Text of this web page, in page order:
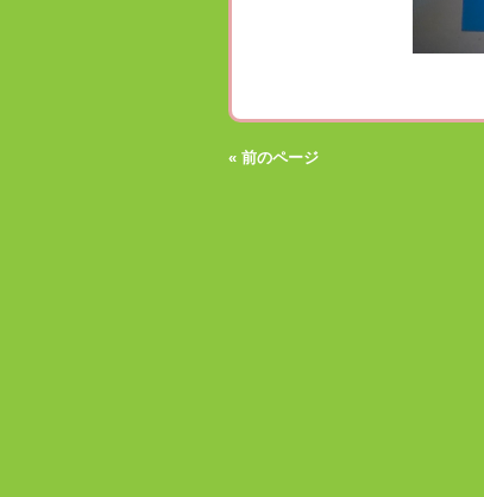
« 前のページ